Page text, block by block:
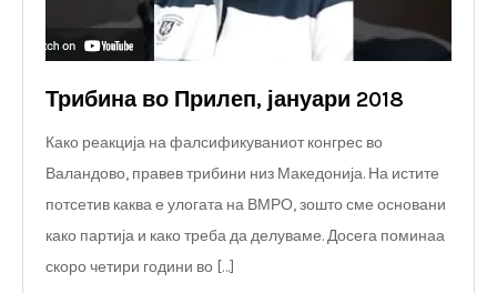
Трибина во Прилеп, јануари 2018
Како реакција на фалсификуваниот конгрес во
Валандово, правев трибини низ Македонија. На истите
потсетив каква е улогата на ВМРО, зошто сме основани
како партија и како треба да делуваме. Досега поминаа
скоро четири години во […]